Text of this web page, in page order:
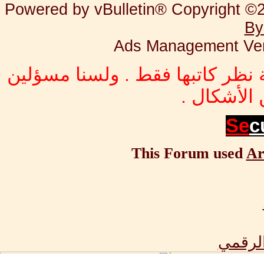
Powered by vBulletin® Copyright
Ads Management
نظر كاتبها فقط . ولسنا مسؤلين
.
Se
This Forum used